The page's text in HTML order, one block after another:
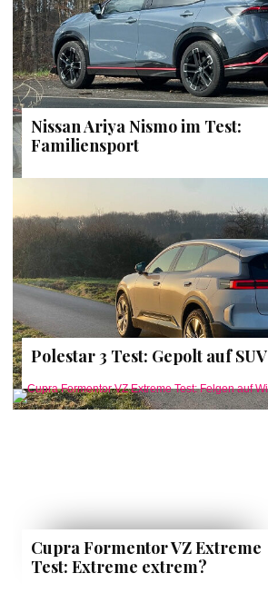
Nissan Ariya Nismo im Test:
Familiensport
Polestar 3 Test: Gepolt auf SUV
Cupra Formentor VZ Extreme
Test: Extreme extrem?